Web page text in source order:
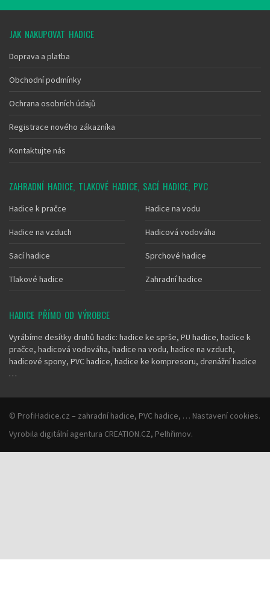
JAK NAKUPOVAT HADICE
Doprava a platba
Obchodní podmínky
Ochrana osobních údajů
Registrace nového zákazníka
Kontaktujte nás
ZAHRADNÍ HADICE, TLAKOVÉ HADICE, SACÍ HADICE, PVC
Hadice k pračce Hadice na vodu
Hadice na vzduch Hadicová vodováha
Sací hadice Sprchové hadice
Tlakové hadice Zahradní hadice
HADICE PŘÍMO OD VÝROBCE
Vyrábíme desítky druhů hadic: hadice ke sprše, PU hadice, hadice k
pračce, hadicová vodováha, hadice na vodu, hadice na vzduch,
hadicové spony, PVC hadice, hadice ke kompresoru, drenážní hadice
…
© ProfiHadice.cz – zahradní hadice, PVC hadice, … Nastavení cookies.
Vyrobila digitální agentura CREATION.CZ, Pelhřimov.